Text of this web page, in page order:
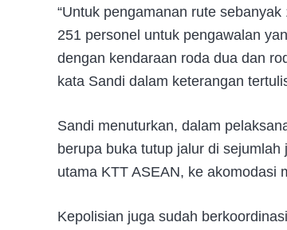
“Untuk pengamanan rute
251 personel untuk pengawalan
dengan kendaraan roda dua dan
kata Sandi dalam keterangan
Sandi menuturkan, dalam
berupa buka tutup jalur di
utama KTT ASEAN, ke akomodasi
Kepolisian juga sudah